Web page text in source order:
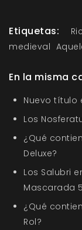
Etiquetas:
medieval
En la misma
Nuevo título
Los
¿Qué
Deluxe?
Los Salubri
Mascarada
¿Qué
Rol?